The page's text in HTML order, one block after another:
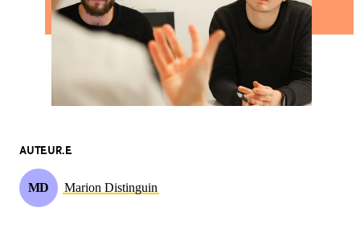
AUTEUR.E
MD Marion Distinguin